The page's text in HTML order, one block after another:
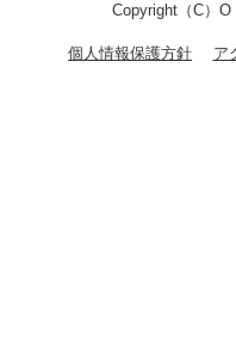
Copyright（C）
個人情報保護方針 ア